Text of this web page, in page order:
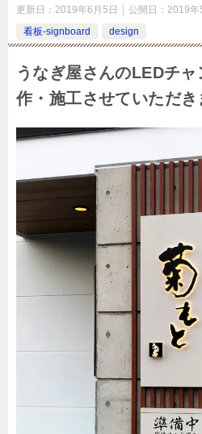
更新日： 2019年6月5日 公開日： 2019年
看板-signboard
design
うなぎ屋さんのLEDチ
作・施工させていただき